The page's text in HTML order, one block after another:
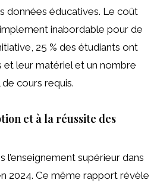
données éducatives. Le coût
inabordable pour de
25 % des étudiants ont
leur matériel et un nombre
cours requis.
et à la réussite des
l’enseignement supérieur dans
2024. Ce même rapport révèle